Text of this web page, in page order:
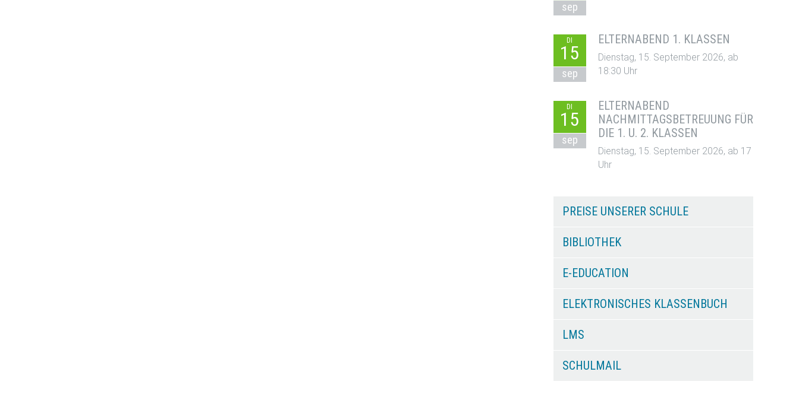
sep
DI
15
sep
ELTERNABEND 1. KLASSEN
Dienstag, 15. September 2026, ab
18:30 Uhr
DI
15
sep
ELTERNABEND
NACHMITTAGSBETREUUNG FÜR
DIE 1. U. 2. KLASSEN
Dienstag, 15. September 2026, ab 17
Uhr
PREISE UNSERER SCHULE
BIBLIOTHEK
E-EDUCATION
ELEKTRONISCHES KLASSENBUCH
LMS
SCHULMAIL